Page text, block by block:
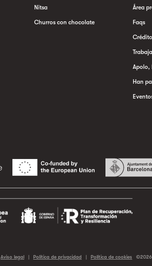
Nitsa
Churros con chocolate
Área
Faqs
Apolo,
Han
Aviso legal | Política de privacidad | Política de cookies ©2026